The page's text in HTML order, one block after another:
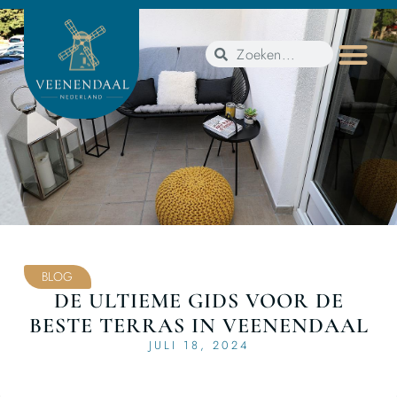
BLOG
DE ULTIEME GIDS VOOR DE
BESTE TERRAS IN VEENENDAAL
JULI 18, 2024